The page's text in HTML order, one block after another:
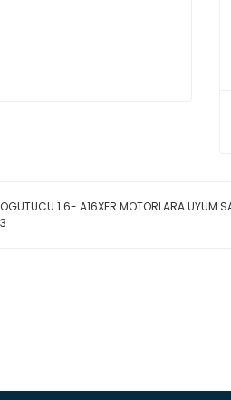
1.6- A16XER MOTORLARA UYUM